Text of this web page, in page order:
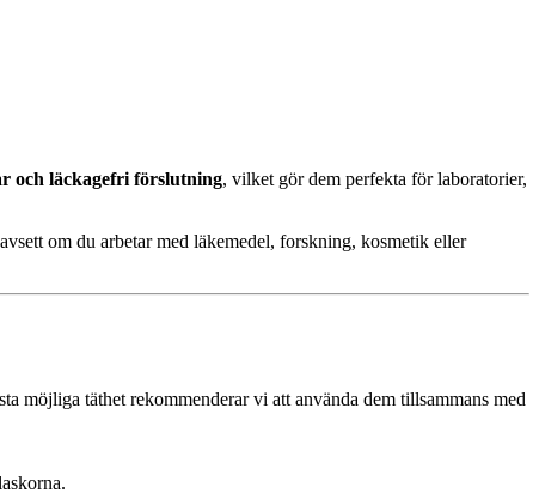
och läckagefri förslutning, vilket gör dem perfekta för laboratorier,
om du arbetar med läkemedel, forskning, kosmetik eller
möjliga täthet rekommenderar vi att använda dem tillsammans med